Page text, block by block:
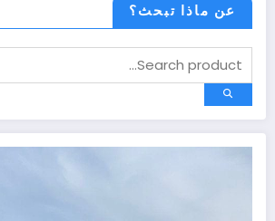
عن ماذا تبحث؟